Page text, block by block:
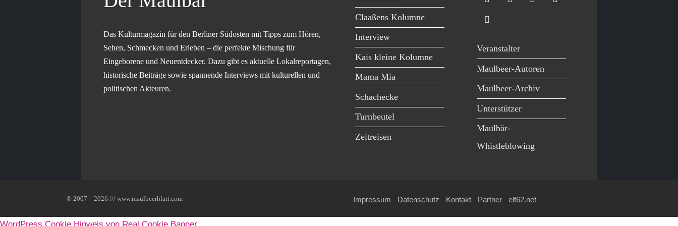
Das Kulturmagazin für den Berliner Südosten mit Tipps zum Hören,
Sehen, Schmecken und Erleben – die perfekte Mischung für
Eingeborene und Neuentdecker. Dazu gibt es aktuelle Lokalreportagen,
historische Beiträge sowie spannende Interviews mit kulturellen und
politischen Akteuren.
Claaßens Kolumne
Interview
Kais kleine Kolumne
Mama Mia
Schachecke
Turnbeutel
Zeitreisen
Veranstalter
Maulbeer-Autoren
Maulbeer-Archiv
Unterstützer
Maulbär-
Whistleblowing
© 2007 – 2026 /// www.maulbeerblatt.com Impressum Datenschutz Kontakt Partner elf62.net